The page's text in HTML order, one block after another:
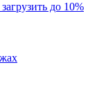
до 10%